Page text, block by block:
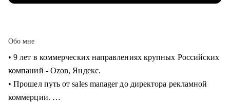
Обо мне
• 9 лет в коммерческих направлениях крупных Российских
компаний - Ozon, Яндекс.
• Прошел путь от sales manager до директора рекламной
коммерции.